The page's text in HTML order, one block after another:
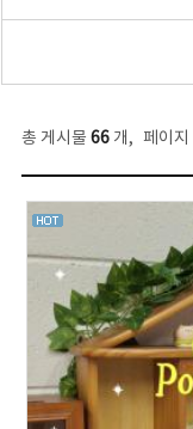
총 게시물 66개, 페이지